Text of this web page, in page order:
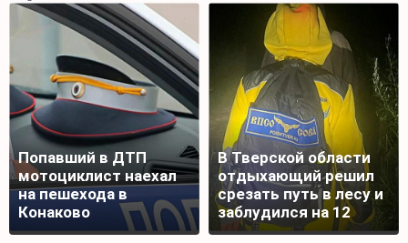
Попавший в ДТП
мотоциклист наехал
на пешехода в
Конаково
В Тверской области
отдыхающий решил
срезать путь в лесу и
заблудился на 12
часов